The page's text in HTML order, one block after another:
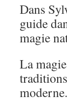
Dans
guide
magie
La
moderne.